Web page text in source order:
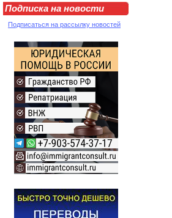
Подписка на новости
Подписаться на рассылку новостей